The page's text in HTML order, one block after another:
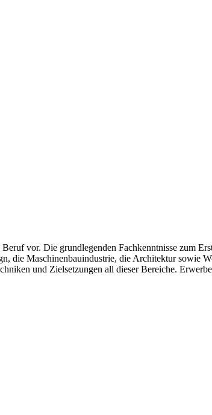
vor. Die grundlegenden Fachkenntnisse zum
die Maschinenbauindustrie, die Architektur sowie
und Zielsetzungen all dieser Bereiche.